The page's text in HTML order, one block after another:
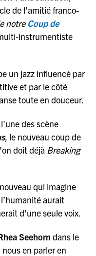
de l’amitié franco-
notre Coup de
instrumentiste
un jazz influencé par
et par le côté
toute en douceur.
des scène
, le nouveau coup de
doit déjà Breaking
qui imagine
aurait
d’une seule voix.
Seehorn dans le
en parler en